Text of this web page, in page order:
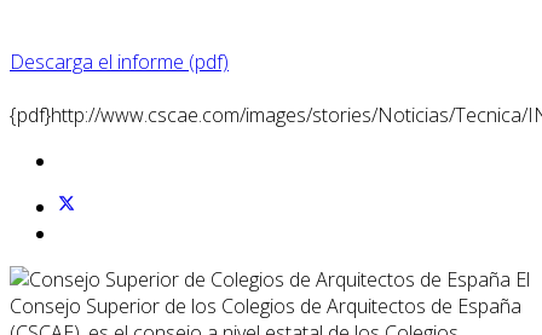
Descarga el informe (pdf)
{pdf}http://www.cscae.com/images/stories/Noticias/Tecnica/
El
Consejo Superior de los Colegios de Arquitectos de España